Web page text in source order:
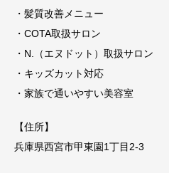
・髪質改善メニュー
・COTA取扱サロン
・N.（エヌドット）取扱サロン
・キッズカット対応
・家族で通いやすい美容室
【住所】
兵庫県西宮市甲東園1丁目2-3